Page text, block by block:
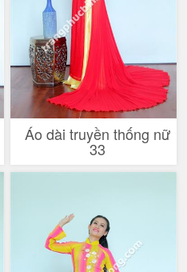
Áo dài truyền thống nữ
33